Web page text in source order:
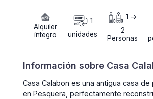
Alquiler
íntegro
1
unidades
1 ->
2
Personas
Información sobre Casa
Casa Calabon es una antigua casa
en Pesquera, perfectamente